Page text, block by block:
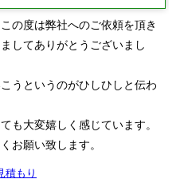
この度は弊社へのご依頼を頂き
ましてありがとうございまし
うというのがひしひしと伝わ
も大変嬉しく感じています。
お願い致します。